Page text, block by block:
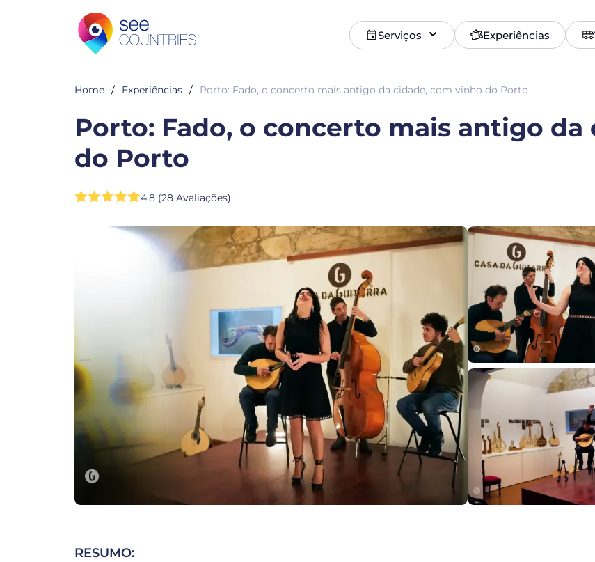
Serviços Experiências
Home / Experiências / Porto: Fado, o concerto mais antigo da cidade, com vinho do Porto
Porto: Fado, o concerto mais antigo
do Porto
4.8 (28 Avaliações)
RESUMO: